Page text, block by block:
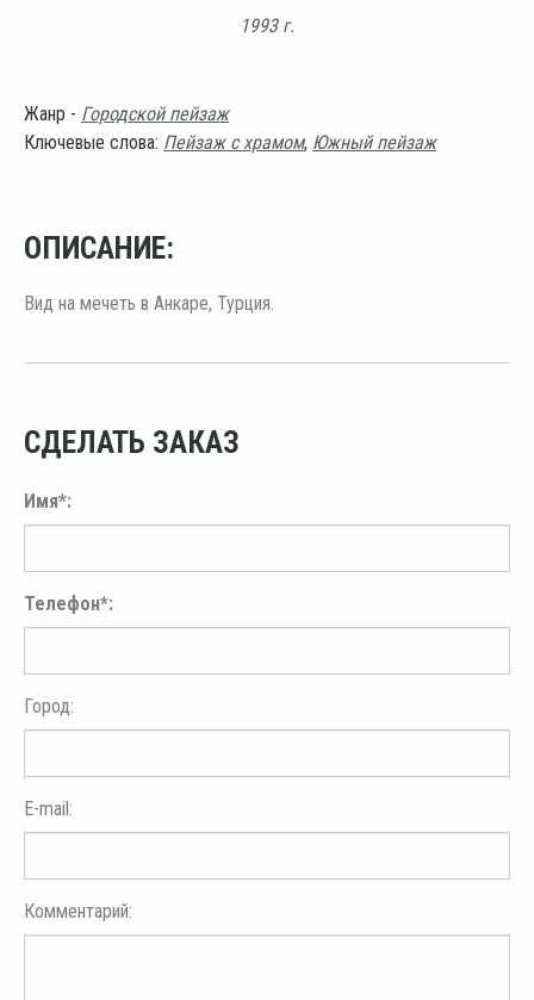
1993 г.
Жанр - Городской пейзаж
Ключевые слова: Пейзаж с храмом, Южный пейзаж
ОПИСАНИЕ:
Вид на мечеть в Анкаре, Турция.
СДЕЛАТЬ ЗАКАЗ
Имя*:
Телефон*:
Город:
E-mail:
Комментарий: